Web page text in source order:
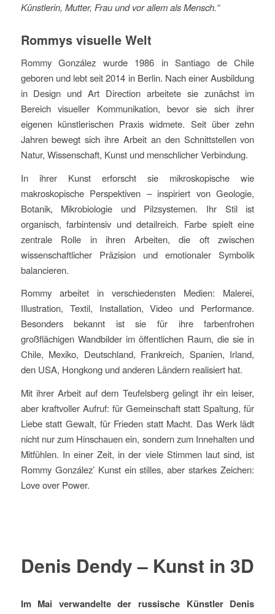
Künstlerin, Mutter, Frau und vor allem als Mensch.“
Rommys visuelle Welt
Rommy González wurde 1986 in Santiago de Chile
geboren und lebt seit 2014 in Berlin. Nach einer Ausbildung
in Design und Art Direction arbeitete sie zunächst im
Bereich visueller Kommunikation, bevor sie sich ihrer
eigenen künstlerischen Praxis widmete. Seit über zehn
Jahren bewegt sich ihre Arbeit an den Schnittstellen von
Natur, Wissenschaft, Kunst und menschlicher Verbindung.
In ihrer Kunst erforscht sie mikroskopische wie
makroskopische Perspektiven – inspiriert von Geologie,
Botanik, Mikrobiologie und Pilzsystemen. Ihr Stil ist
organisch, farbintensiv und detailreich. Farbe spielt eine
zentrale Rolle in ihren Arbeiten, die oft zwischen
wissenschaftlicher Präzision und emotionaler Symbolik
balancieren.
Rommy arbeitet in verschiedensten Medien: Malerei,
Illustration, Textil, Installation, Video und Performance.
Besonders bekannt ist sie für ihre farbenfrohen
großflächigen Wandbilder im öffentlichen Raum, die sie in
Chile, Mexiko, Deutschland, Frankreich, Spanien, Irland,
den USA, Hongkong und anderen Ländern realisiert hat.
Mit ihrer Arbeit auf dem Teufelsberg gelingt ihr ein leiser,
aber kraftvoller Aufruf: für Gemeinschaft statt Spaltung, für
Liebe statt Gewalt, für Frieden statt Macht. Das Werk lädt
nicht nur zum Hinschauen ein, sondern zum Innehalten und
Mitfühlen. In einer Zeit, in der viele Stimmen laut sind, ist
Rommy González’ Kunst ein stilles, aber starkes Zeichen:
Love over Power.
Denis Dendy – Kunst in 3D
Im Mai verwandelte der russische Künstler Denis